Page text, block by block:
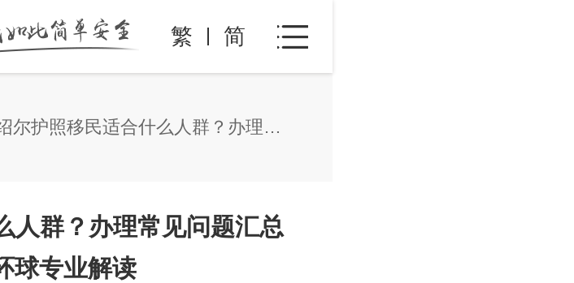
繁 简
马绍尔护照移民适合什么人群？办理常见问题汇总（2026最新版）｜亚太环球专业解读
人群？办理常见问题汇总
球专业解读